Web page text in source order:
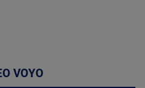
VOYO